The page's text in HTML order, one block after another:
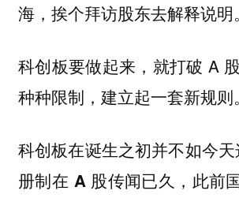
海，挨个拜访股东去解释说明。
科创板要做起来，就打破 A
种种限制，建立起一套新规则。
科创板在诞生之初并不如今
册制在 A 股传闻已久，此前